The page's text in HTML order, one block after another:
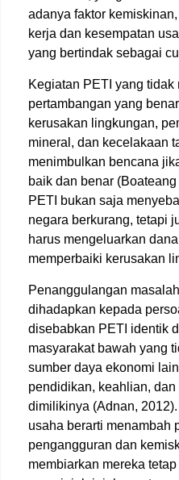
adanya faktor
kerja dan kesempatan
yang bertindak sebagai
Kegiatan PETI yang
pertambangan yang
kerusakan lingkungan,
mineral, dan kecelakaan
menimbulkan bencana
baik dan benar
PETI bukan saja
negara berkurang, tetapi
harus mengeluarkan
memperbaiki kerusakan
Penanggulangan
dihadapkan kepada
disebabkan PETI identik
masyarakat bawah yang
sumber daya ekonomi
pendidikan, keahlian,
dimilikinya (Adnan,
usaha berarti menambah
pengangguran dan
membiarkan mereka